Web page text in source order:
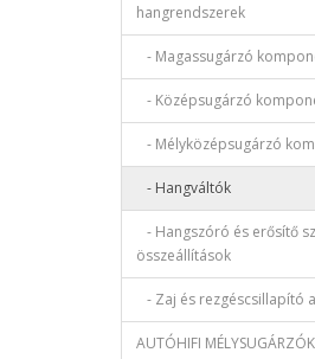
hangrendszerek
- Magassugárzó
- Középsugárzó
- Mélyközépsugárzó
- Hangváltók
- Hangszóró és erősítő
összeállítások
- Zaj és rezgéscsillapító
AUTÓHIFI MÉLYSUGÁRZÓK